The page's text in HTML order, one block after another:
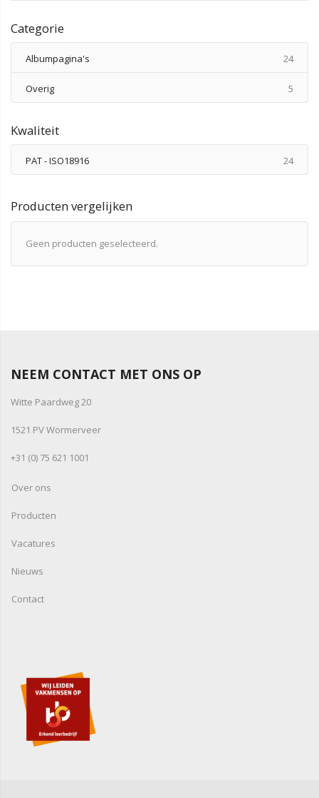
Categorie
Albumpagina's 24
Overig 5
Kwaliteit
PAT - ISO18916 24
Producten vergelijken
Geen producten geselecteerd.
NEEM CONTACT MET ONS OP
Witte Paardweg 20
1521 PV Wormerveer
+31 (0) 75 621 1001
Over ons
Producten
Vacatures
Nieuws
Contact